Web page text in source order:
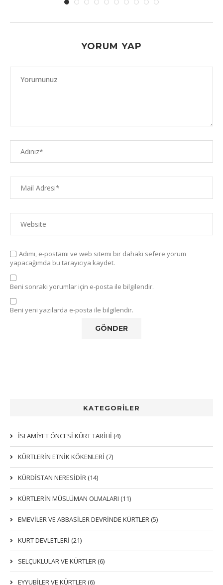
YORUM YAP
Adımı, e-postamı ve web sitemi bir dahaki sefere yorum
yapacağımda bu tarayıcıya kaydet.
Beni sonraki yorumlar için e-posta ile bilgilendir.
Beni yeni yazılarda e-posta ile bilgilendir.
KATEGORİLER
İSLAMİYET ÖNCESİ KÜRT TARİHİ (4)
KÜRTLERIN ETNIK KÖKENLERI (7)
KÜRDİSTAN NERESİDİR (14)
KÜRTLERİN MÜSLÜMAN OLMALARI (11)
EMEVİLER VE ABBASİLER DEVRİNDE KÜRTLER (5)
KÜRT DEVLETLERİ (21)
SELÇUKLULAR VE KÜRTLER (6)
EYYUBİLER VE KÜRTLER (6)